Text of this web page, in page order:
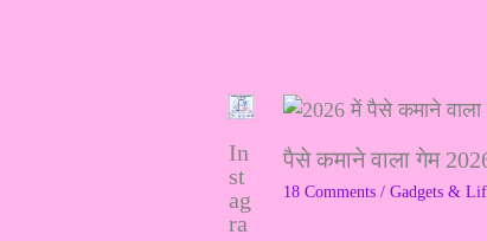
In
st
ag
ra
पैसे कमाने वाला गेम
18 Comments / Gadgets &